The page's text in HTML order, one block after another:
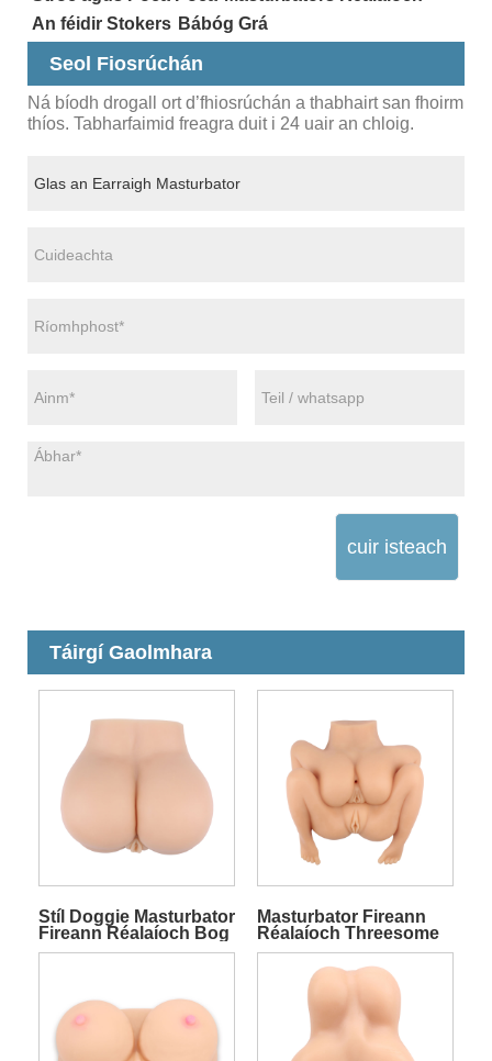
An féidir Stokers Bábóg Grá
Seol Fiosrúchán
Ná bíodh drogall ort d’fhiosrúchán a thabhairt san fhoirm
thíos. Tabharfaimid freagra duit i 24 uair an chloig.
cuir isteach
Táirgí Gaolmhara
Stíl Doggie Masturbator
Fireann Réalaíoch Bog
Réalaíoch le Dé-
Masturbator Fireann
Réalaíoch Threesome
TPE Réalaíoch le
hIontrálacha
Ceathartha